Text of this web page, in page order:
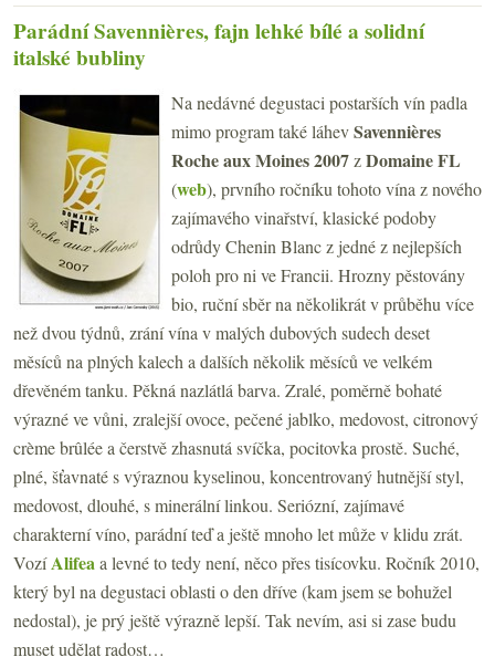
Parádní Savennières, fajn lehké bílé a solidní
italské bubliny
Na nedávné degustaci postarších vín padla
mimo program také láhevSavennières
Roche aux Moines 2007zDomaine FL
(web), prvního ročníku tohoto vína z nového
zajímavého vinařství, klasické podoby
odrůdy Chenin Blanc z jedné z nejlepších
poloh pro ni ve Francii. Hrozny pěstovány
bio, ruční sběr na několikrát v průběhu více
než dvou týdnů, zrání vína v malých dubových sudech deset
měsíců na plných kalech a dalších několik měsíců ve velkém
dřevěném tanku. Pěkná nazlátlá barva. Zralé, poměrně bohaté
výrazné ve vůni, zralejší ovoce, pečené jablko, medovost, citronový
crème brûlée a čerstvě zhasnutá svíčka, pocitovka prostě. Suché,
plné, šťavnaté s výraznou kyselinou, koncentrovaný hutnější styl,
medovost, dlouhé, s minerální linkou. Seriózní, zajímavé
charakterní víno, parádní teď a ještě mnoho let může v klidu zrát.
VozíAlifeaa levné to tedy není, něco přes tisícovku. Ročník 2010,
který byl na degustaci oblasti o den dříve (kam jsem se bohužel
nedostal), je prý ještě výrazně lepší. Tak nevím, asi si zase budu
muset udělat radost…